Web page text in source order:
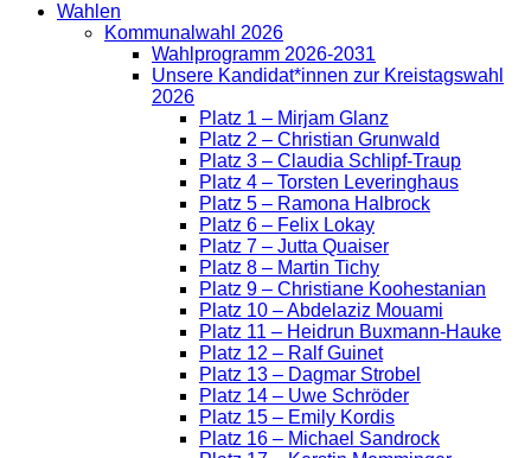
Wahlen
Kommunalwahl 2026
Wahlprogramm 2026-2031
Unsere Kandidat*innen zur Kreistagswahl
2026
Platz 1 – Mirjam Glanz
Platz 2 – Christian Grunwald
Platz 3 – Claudia Schlipf-Traup
Platz 4 – Torsten Leveringhaus
Platz 5 – Ramona Halbrock
Platz 6 – Felix Lokay
Platz 7 – Jutta Quaiser
Platz 8 – Martin Tichy
Platz 9 – Christiane Koohestanian
Platz 10 – Abdelaziz Mouami
Platz 11 – Heidrun Buxmann-Hauke
Platz 12 – Ralf Guinet
Platz 13 – Dagmar Strobel
Platz 14 – Uwe Schröder
Platz 15 – Emily Kordis
Platz 16 – Michael Sandrock